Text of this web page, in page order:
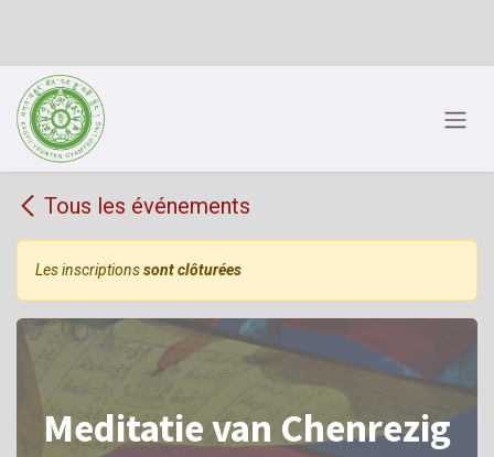
Se rendre au contenu
Tous les événements
Les inscriptionssont clôturées
Meditatie van Chenrezig